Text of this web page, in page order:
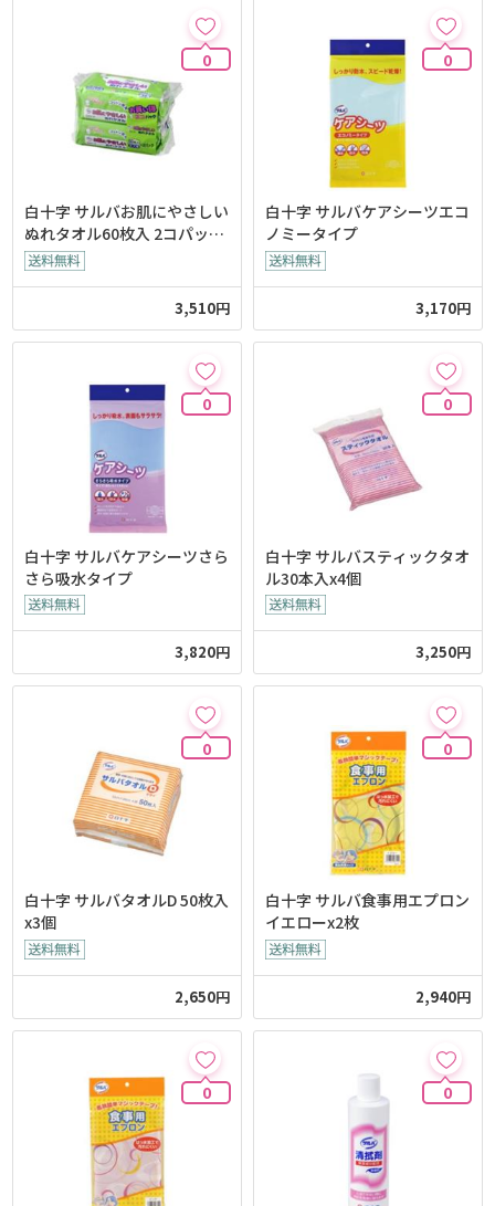
0
白十字 サルバお肌にやさしい
ぬれタオル60枚入 2コパック
x6個
3,510円
0
白十字 サルバケアシーツエコ
ノミータイプ
3,170円
0
白十字 サルバケアシーツさら
さら吸水タイプ
3,820円
0
白十字 サルバスティックタオ
ル30本入x4個
3,250円
0
白十字 サルバタオルD 50枚入
x3個
2,650円
0
白十字 サルバ食事用エプロン
イエローx2枚
2,940円
0 0